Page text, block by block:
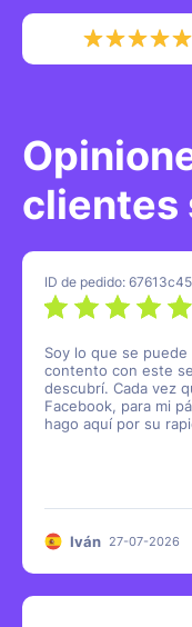
clientes
ID de pedido:
Soy lo que se
contento con este
descubrí. Cada vez
Facebook, para mi
hago aquí por su
Iván 27-07-2026